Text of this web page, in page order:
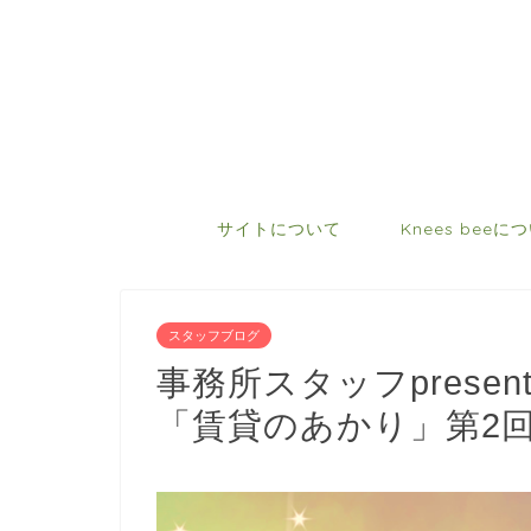
サイトについて Knees beeに
スタッフブログ
事務所スタッフ
「賃貸のあかり」第2